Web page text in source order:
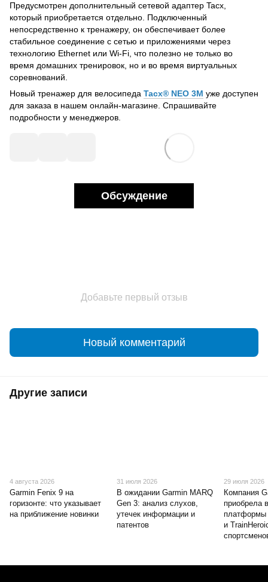
Предусмотрен дополнительный сетевой адаптер Tacx,
который приобретается отдельно. Подключенный
непосредственно к тренажеру, он обеспечивает более
стабильное соединение с сетью и приложениями через
технологию Ethernet или Wi-Fi, что полезно не только во
время домашних тренировок, но и во время виртуальных
соревнований.
Новый тренажер для велосипеда Tacx® NEO 3M уже доступен
для заказа в нашем онлайн-магазине. Спрашивайте
подробности у менеджеров.
Обсуждение
Добавьте первый отзыв
Новый комментарий
Другие записи
4 августа 2026
Garmin Fenix 9 на
горизонте: что указывает
на приближение новинки
31 июля 2026
В ожидании Garmin MARQ
Gen 3: анализ слухов,
утечек информации и
патентов
29 июля 2026
Компания
приобрела
платформы
и